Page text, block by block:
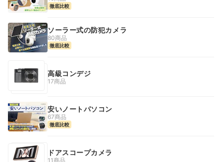
徹底比較
ソーラー式の防犯カメラ
80商品
徹底比較
高級コンデジ
17商品
安いノートパソコン
67商品
徹底比較
ドアスコープカメラ
11商品